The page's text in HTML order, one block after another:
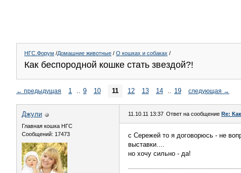
НГС.Форум /Домашние животные / О кошках и собаках /
Как беспородной кошке стать звездой?!
← предыдущая 1 .. 9 10 11 12 13 14 .. 19 следующая →
Джули
Главная кошка НГС
Сообщений: 17473
11.10.11 13:37 Ответ на сообщение Re:
с Сережей то я договорюсь - не
выставки....
но хочу сильно - да!